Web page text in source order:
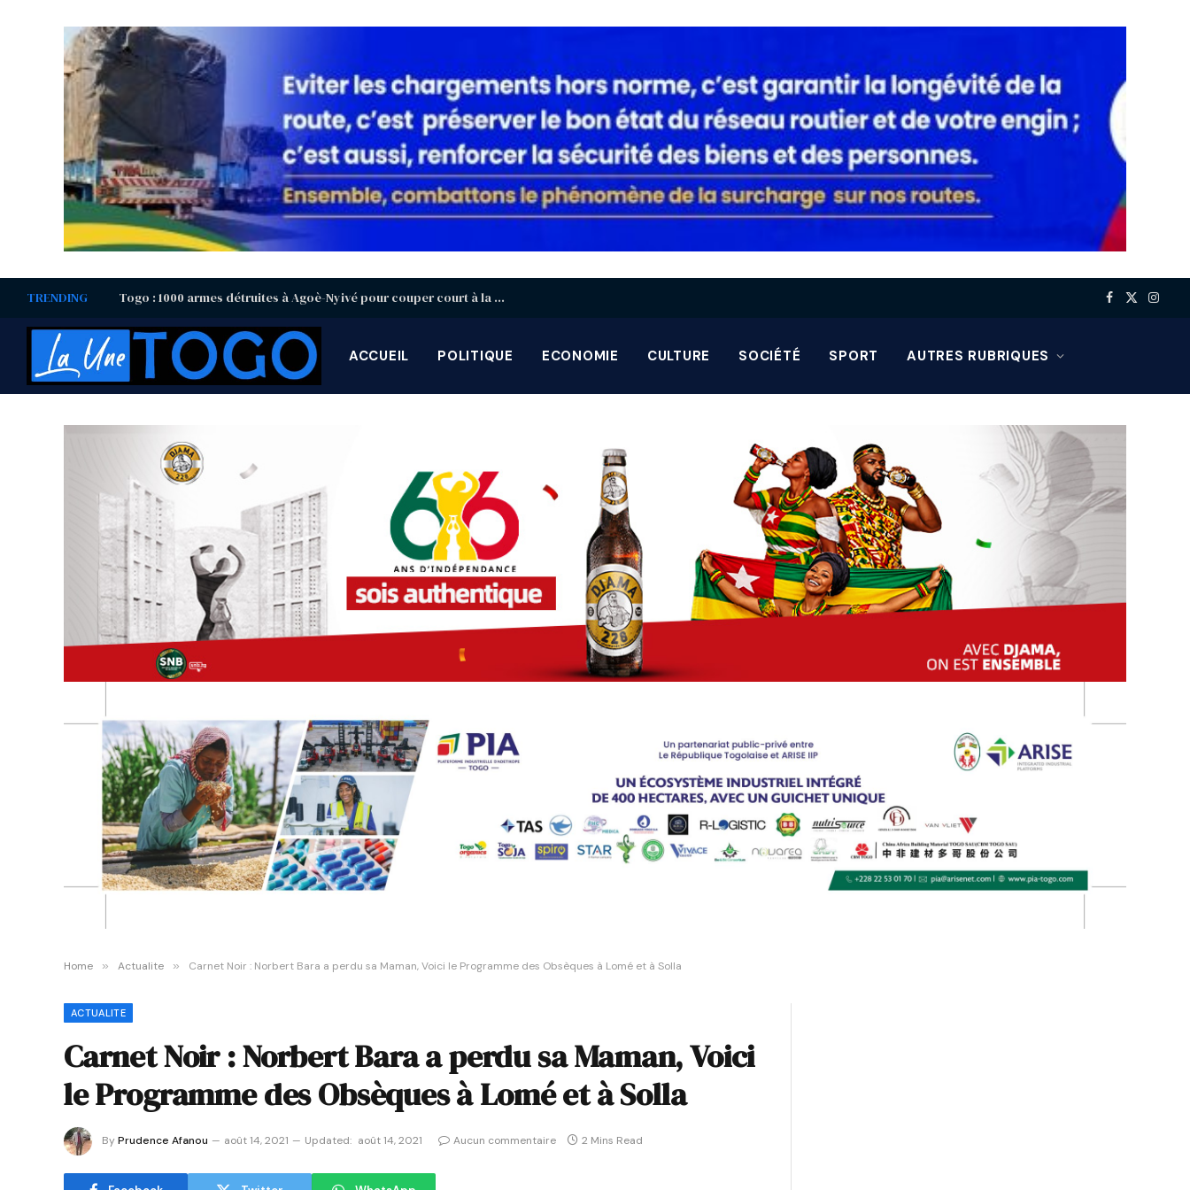
TRENDING Togo : 1000 armes détruites à Agoè-Nyivé pour couper court à la prolifération Facebook
X
ACCUEIL POLITIQUE ECONOMIE CULTURE SOCIÉTÉ SPORT AUTRES RUBRIQUES
Home » Actualite » Carnet Noir : Norbert Bara a perdu sa Maman, Voici le Programme des Obsèques à Lomé et à Solla
ACTUALITE
Carnet Noir : Norbert Bara a perdu sa Maman, Voici
le Programme des Obsèques à Lomé et à Solla
ByPrudence Afanou août 14, 2021 Updated: août 14, 2021 Aucun commentaire 2 Mins Read